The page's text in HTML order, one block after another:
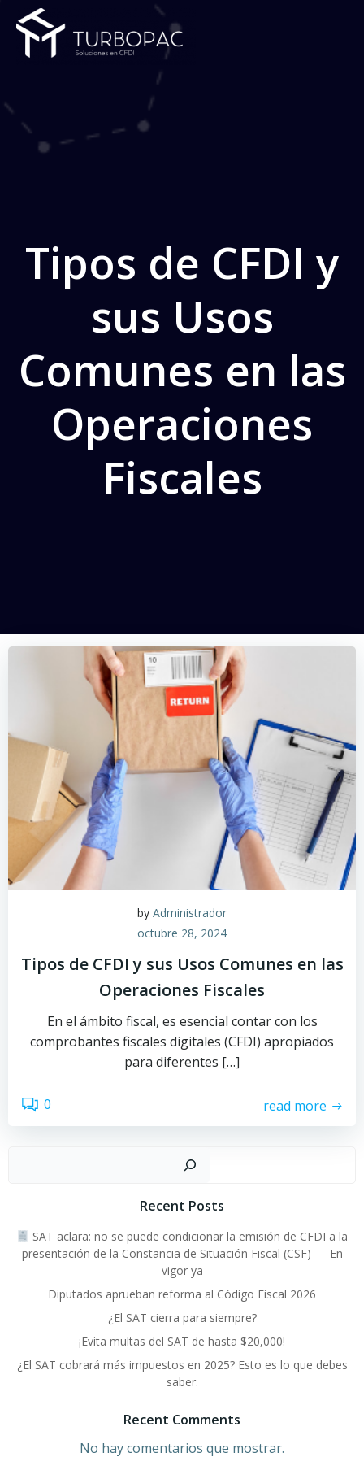
al
contenido
Tipos de CFDI y
sus Usos
Comunes en las
Operaciones
Fiscales
by Administrador
octubre 28, 2024
Tipos de CFDI y sus Usos Comunes en las
Operaciones Fiscales
En el ámbito fiscal, es esencial contar con los
comprobantes fiscales digitales (CFDI) apropiados
para diferentes […]
0 read more
Buscar
Recent Posts
SAT aclara: no se puede condicionar la emisión de CFDI a la
presentación de la Constancia de Situación Fiscal (CSF) — En
vigor ya
Diputados aprueban reforma al Código Fiscal 2026
¿El SAT cierra para siempre?
¡Evita multas del SAT de hasta $20,000!
¿El SAT cobrará más impuestos en 2025? Esto es lo que debes
saber.
Recent Comments
No hay comentarios que mostrar.